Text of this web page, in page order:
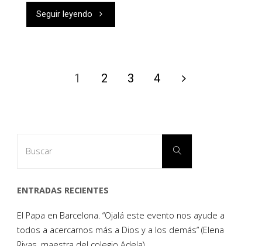
Seguir leyendo "REDENCUENTRO
1 2 3 4
Buscar
ENTRADAS RECIENTES
El Papa en Barcelona. “Ojalá este evento nos ayude a
todos a acercarnos más a Dios y a los demás” (Elena